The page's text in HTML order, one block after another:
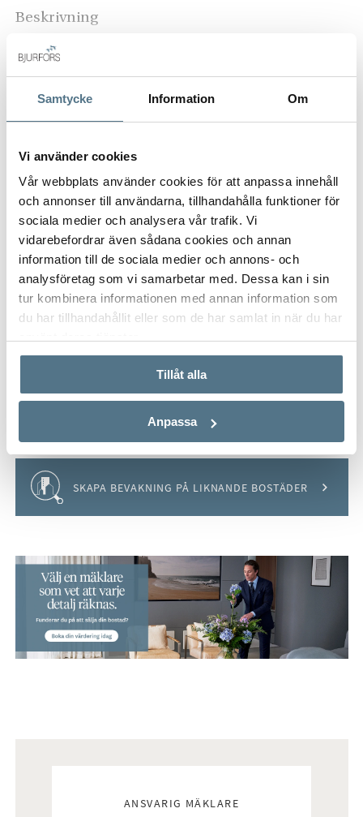
Samtycke Information Om
Vi använder cookies
Vår webbplats använder cookies för att anpassa innehåll
och annonser till användarna, tillhandahålla funktioner för
sociala medier och analysera vår trafik. Vi
vidarebefordrar även sådana cookies och annan
information till de sociala medier och annons- och
analysföretag som vi samarbetar med. Dessa kan i sin
tur kombinera informationen med annan information som
du har tillhandahållit eller som de har samlat in när du har
Tillåt alla
Anpassa
Beskrivning
Citykärnan ligger på gång- och cykelavstånd med ett stort
utbud av restauranger, gallerior och butiker. Nära inpå ligger
både ICA City Knalleland och välsorterade ICA City Centrum.
ligger Kypesjön. Den måttliga biltrafiken gör det säkert för
områdets barn när de ska cykla hem till en kompis något hus
bort. Ett tryggt och lugnt boende för både vuxna och barn.
Goda kommunikationer finns i området i form av buss samt
väl utbyggda cykelbanor. I närheten finns kommunala
förskolor samt grundskolor.
Varmt välkomna att anmäla ert intresse!
FAKTA OM BOSTADEN
VISA INNEHÅLL
OM BORÅS
VISA INNEHÅLL
Håll koll på detta objekt
SKAPA BEVAKNING PÅ LIKNANDE BOSTÄDER
ANSVARIG MÄKLARE